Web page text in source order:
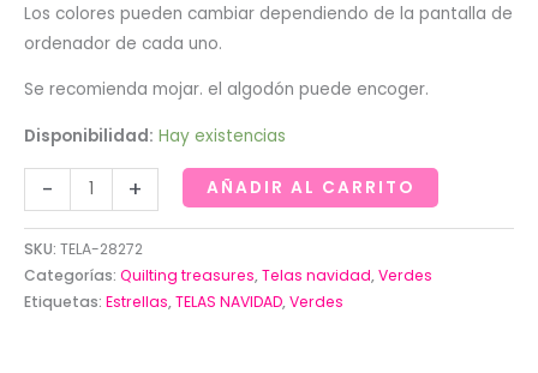
Los colores pueden cambiar dependiendo de la pantalla de
ordenador de cada uno.
Se recomienda mojar. el algodón puede encoger.
Disponibilidad: Hay existencias
-
Estrellas
sobre
verde
de
Quilting
+ AÑADIR AL CARRITO
SKU: TELA-28272
Categorías: Quilting treasures,Telas navidad,Verdes
Etiquetas: Estrellas,TELAS NAVIDAD,Verdes